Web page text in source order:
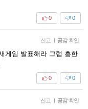
0
0
신고 | 공감 확인
게임 발표해라 그럼 흥한
0
0
신고 | 공감 확인